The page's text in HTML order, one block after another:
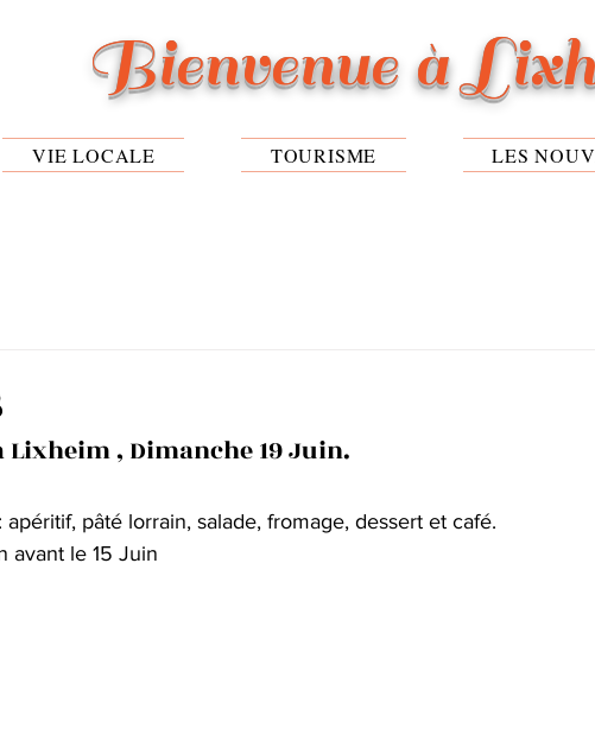
Bienvenue à
VIE LOCALE TOURISME LES
Lixheim , Dimanche 19 Juin.
apéritif, pâté lorrain, salade, fromage, dessert et café.
avant le 15 Juin